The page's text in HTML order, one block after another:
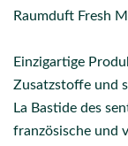
Raumduft Fresh
Einzigartige
Zusatzstoffe und
La Bastide des
französische und